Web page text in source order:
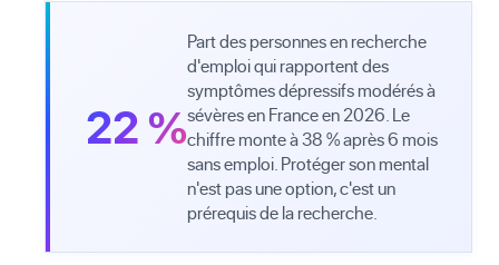
22 %
Part des personnes en recherche
d'emploi qui rapportent des
symptômes dépressifs modérés à
sévères en France en 2026. Le
chiffre monte à 38 % après 6 mois
sans emploi. Protéger son mental
n'est pas une option, c'est un
prérequis de la recherche.